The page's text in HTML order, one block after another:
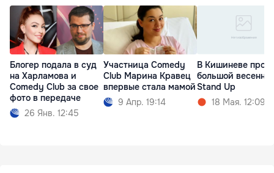
Блогер подала в суд
на Харламова и
Comedy Club за свое
фото в передаче
26 Янв. 12:45
Участница Comedy
Club Марина Кравец
впервые стала мамой
9 Апр. 19:14
В Кишиневе
большой
Stand Up
18 Мая. 12:09